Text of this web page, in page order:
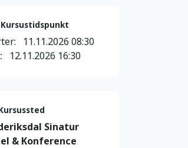
Kursustidspunkt
11.11.2026 08:30
12.11.2026 16:30
Sinatur
& Konference